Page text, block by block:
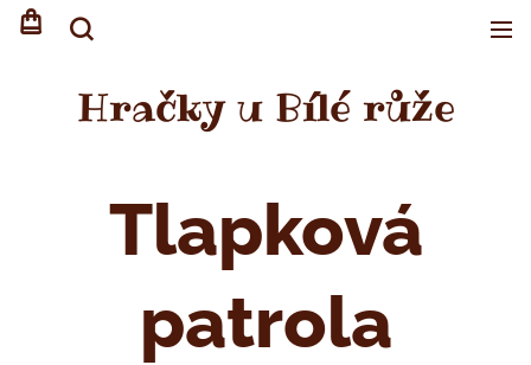
Hračky u Bílé růže
Tlapková
patrola